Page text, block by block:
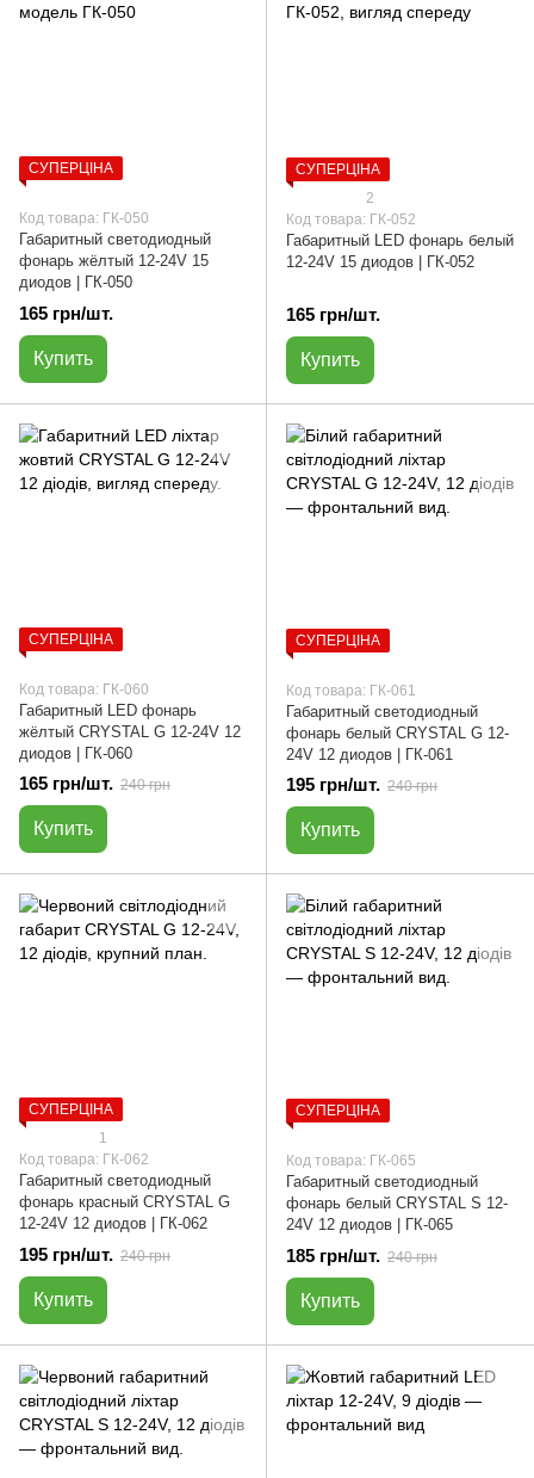
СУПЕРЦІНА
Код товара: ГК-050
Габаритный светодиодный
фонарь жёлтый 12-24V 15
диодов | ГК-050
165 грн/шт.
Купить
СУПЕРЦІНА
2
Код товара: ГК-052
Габаритный LED фонарь белый
12-24V 15 диодов | ГК-052
165 грн/шт.
Купить
СУПЕРЦІНА
Код товара: ГК-060
Габаритный LED фонарь
жёлтый CRYSTAL G 12-24V 12
диодов | ГК-060
165 грн/шт. 240 грн
Купить
СУПЕРЦІНА
Код товара: ГК-061
Габаритный светодиодный
фонарь белый CRYSTAL G 12-
24V 12 диодов | ГК-061
195 грн/шт. 240 грн
Купить
СУПЕРЦІНА
1
Код товара: ГК-062
Габаритный светодиодный
фонарь красный CRYSTAL G
12-24V 12 диодов | ГК-062
195 грн/шт. 240 грн
Купить
СУПЕРЦІНА
Код товара: ГК-065
Габаритный светодиодный
фонарь белый CRYSTAL S 12-
24V 12 диодов | ГК-065
185 грн/шт. 240 грн
Купить